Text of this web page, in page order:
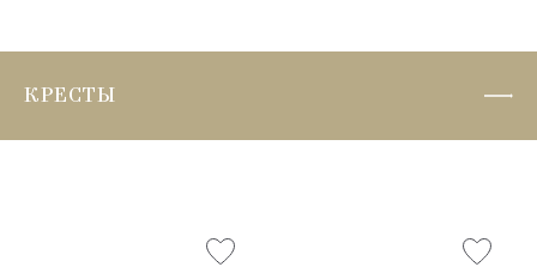
КРЕСТЫ